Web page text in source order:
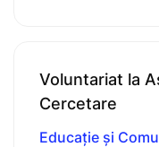
Voluntariat la
Cercetare
Educație și